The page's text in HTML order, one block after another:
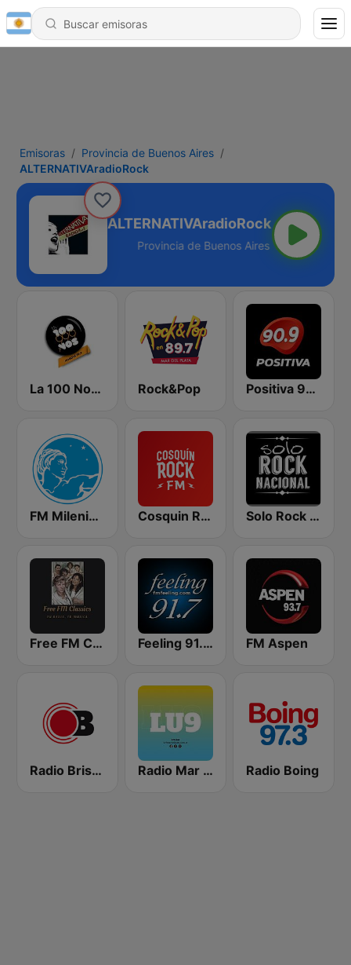
Emisoras
Provincia de Buenos Aires
ALTERNATIVAradioRock
ALTERNATIVAradioRock
Aires - 107.9 FM
La 100 Nogoyá Rock&Pop Positiva 90.9 - Radio Mitre Corrientes
FM Milenium 106.7 Cosquin Rock FM Solo Rock Nacional
Free FM Classics B.A. Feeling 91.7 FM FM Aspen
Radio Brisas Radio Mar del Plata Radio Boing